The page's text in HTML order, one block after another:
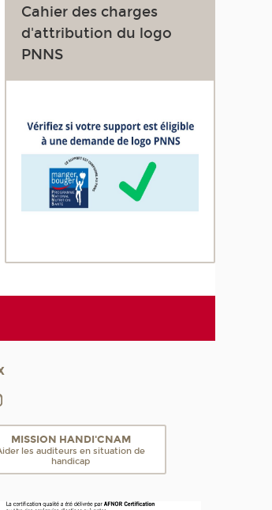
Cahier des charges
d'attribution du logo
PNNS
MISSION HANDI'CNAM
les auditeurs en situation de
handicap